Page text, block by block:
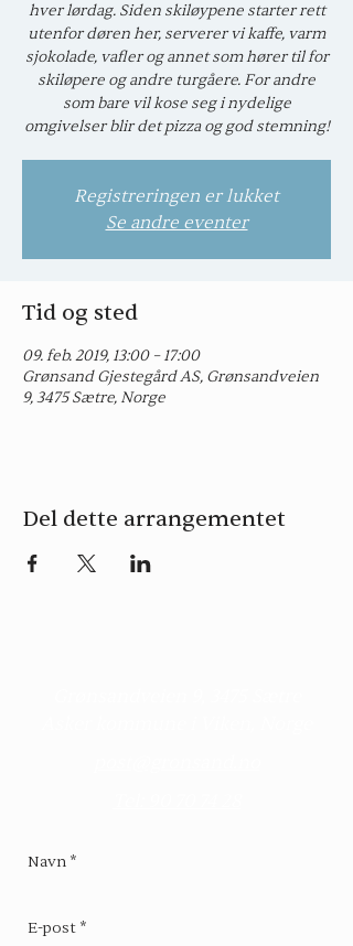
hver lørdag. Siden skiløypene starter rett
utenfor døren her, serverer vi kaffe, varm
sjokolade, vafler og annet som hører til for
skiløpere og andre turgåere. For andre
som bare vil kose seg i nydelige
omgivelser blir det pizza og god stemning!
Registreringen er lukket
Se andre eventer
Tid og sted
09. feb. 2019, 13:00 – 17:00
Grønsand Gjestegård AS, Grønsandveien
9, 3475 Sætre, Norge
Del dette arrangementet